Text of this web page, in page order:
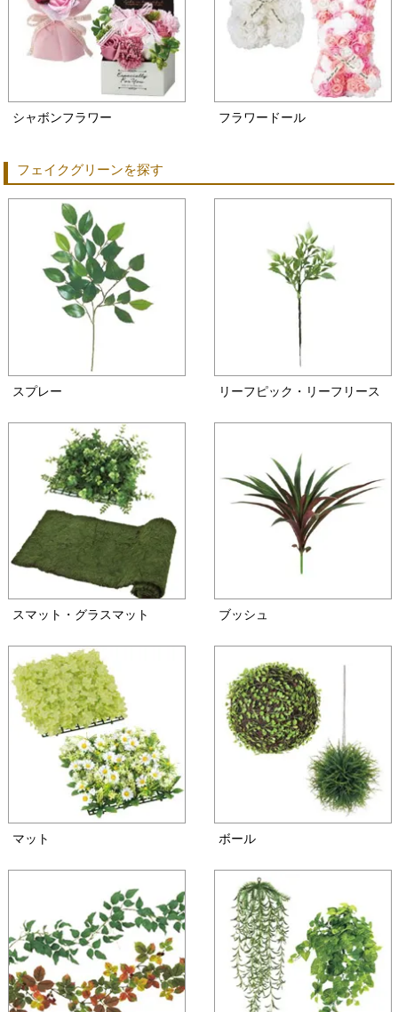
シャボンフラワー フラワードール
フェイクグリーンを探す
スプレー リーフピック・リーフリース
スマット・グラスマット ブッシュ
マット ボール